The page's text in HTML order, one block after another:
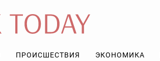
ПРОИСШЕСТВИЯ ЭКОНОМИКА